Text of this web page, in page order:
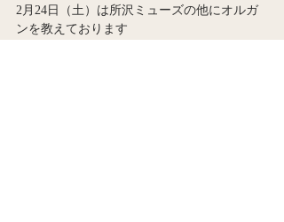
2月24日（土）は所沢ミューズの他にオルガ
ンを教えております